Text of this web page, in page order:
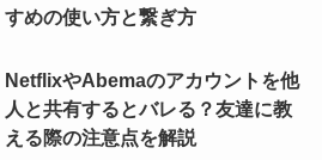
すめの使い方と繋ぎ方
NetflixやAbemaのアカウントを他
人と共有するとバレる？友達に教
える際の注意点を解説